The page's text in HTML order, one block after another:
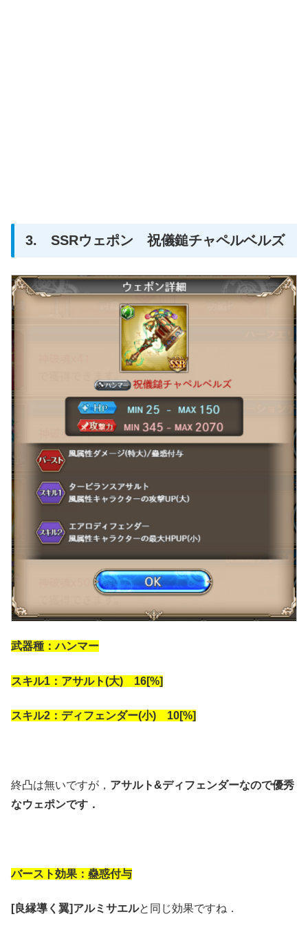
3. SSRウェポン 祝儀鎚チャペルベルズ
武器種：ハンマー
スキル1：アサルト(大) 16[%]
スキル2：ディフェンダー(小) 10[%]
終凸は無いですが， アサルト&ディフェンダーなので優秀
なウェポンです．
バースト効果：蠱惑付与
[良縁導く翼]アルミサエルと同じ効果ですね．